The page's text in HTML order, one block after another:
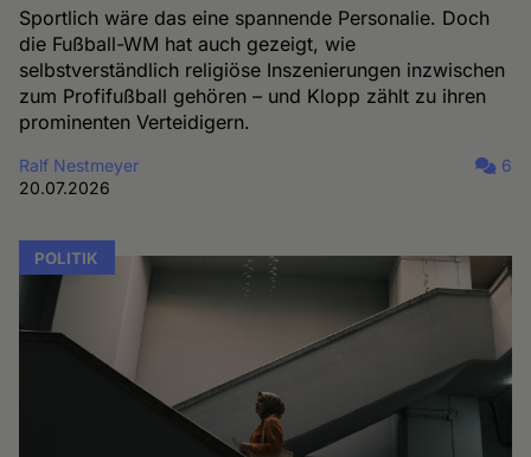
Sportlich wäre das eine spannende Personalie. Doch
die Fußball-WM hat auch gezeigt, wie
selbstverständlich religiöse Inszenierungen inzwischen
zum Profifußball gehören – und Klopp zählt zu ihren
prominenten Verteidigern.
Ralf Nestmeyer
20.07.2026
6
POLITIK